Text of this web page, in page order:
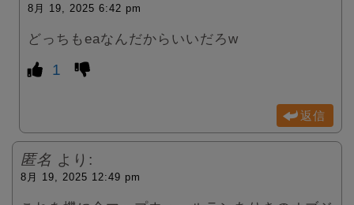
8月 19, 2025 6:42 pm
どっちもeaなんだからいいだろw
1
返信
匿名 より:
8月 19, 2025 12:49 pm